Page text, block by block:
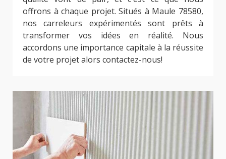
offrons à chaque projet. Situés à Maule 78580,
nos carreleurs expérimentés sont prêts à
transformer vos idées en réalité. Nous
accordons une importance capitale à la réussite
de votre projet alors contactez-nous!